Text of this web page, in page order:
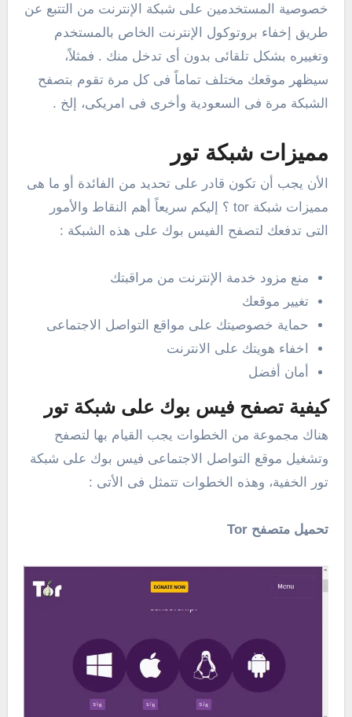
خصوصية المستخدمين على شبكة الإنترنت من التتبع عن
طريق إخفاء بروتوكول الإنترنت الخاص بالمستخدم
وتغييره بشكل تلقائى بدون أى تدخل منك . فمثلاً،
سيظهر موقعك مختلف تماماً فى كل مرة تقوم بتصفح
الشبكة مرة فى السعودية وأخرى فى امريكى، إلخ .
مميزات شبكة تور
الأن يجب أن تكون قادر على تحديد من الفائدة أو ما هى
مميزات شبكة tor ؟ إليكم سريعاً أهم النقاط والأمور
التى تدفعك لتصفح الفيس بوك على هذه الشبكة :
منع مزود خدمة الإنترنت من مراقبتك
تغيير موقعك
حماية خصوصيتك على مواقع التواصل الاجتماعى
اخفاء هويتك على الانترنت
أمان أفضل
كيفية تصفح فيس بوك على شبكة تور
هناك مجموعة من الخطوات يجب القيام بها لتصفح
وتشغيل موقع التواصل الاجتماعى فيس بوك على شبكة
تور الخفية، وهذه الخطوات تتمثل فى الأتى :
تحميل متصفح Tor